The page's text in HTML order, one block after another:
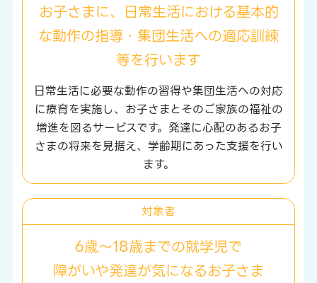
お子さまに、日常生活における基本的
な動作の指導・集団生活への適応訓練
等を行います
日常生活に必要な動作の習得や集団生活への対応
に療育を実施し、 お子さまとそのご家族の福祉の
増進を図るサービスです。 発達に心配のあるお子
さまの将来を見据え、学齢期にあった支援を行い
ます。
対象者
6歳～18歳までの就学児で
障がいや発達が気になるお子さま